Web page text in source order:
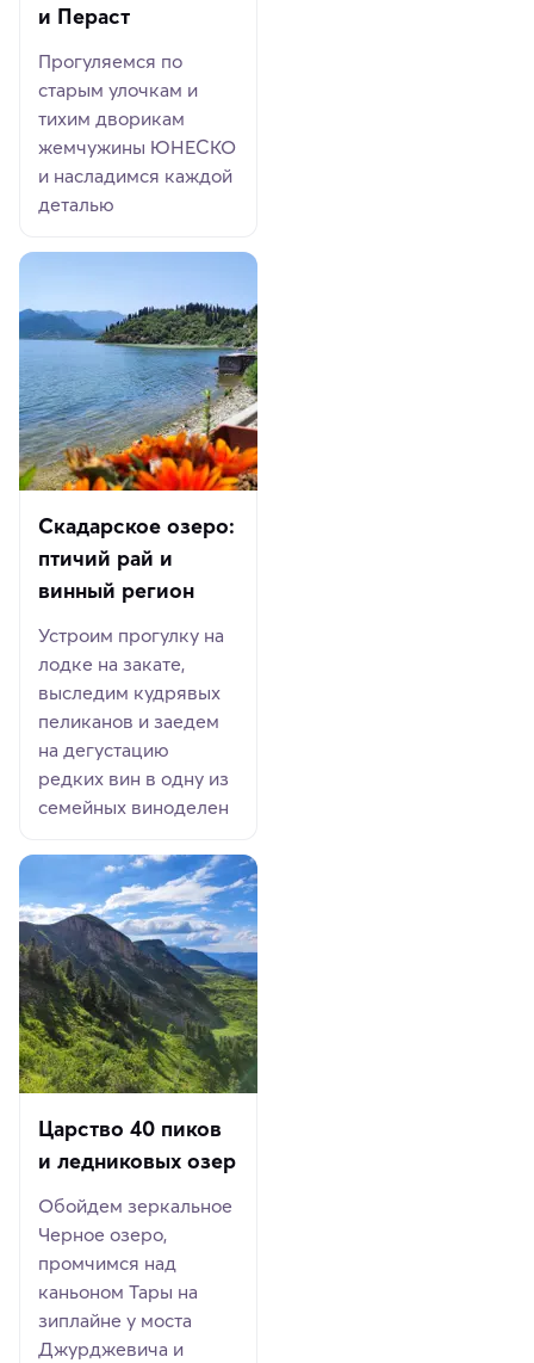
и Пераст
Прогуляемся по
старым улочкам и
тихим дворикам
жемчужины ЮНЕСКО
и насладимся каждой
деталью
Скадарское озеро:
птичий рай и
винный регион
Устроим прогулку на
лодке на закате,
выследим кудрявых
пеликанов и заедем
на дегустацию
редких вин в одну из
семейных виноделен
Царство 40 пиков
и ледниковых озер
Обойдем зеркальное
Черное озеро,
промчимся над
каньоном Тары на
зиплайне у моста
Джурджевича и